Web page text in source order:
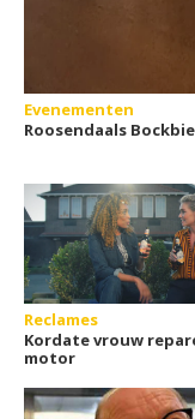
Evenementen
Roosendaals
Reclames
Kordate vrouw
motor